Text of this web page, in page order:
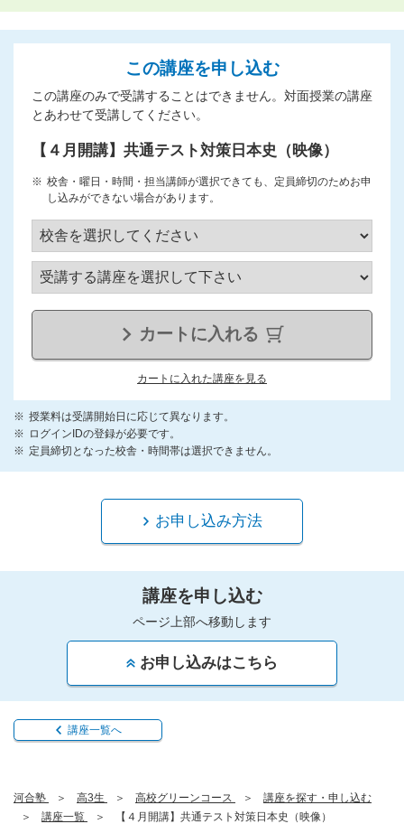
この講座を申し込む
この講座のみで受講することはできません。対面授業の講座
とあわせて受講してください。
【４月開講】共通テスト対策日本史（映像）
校舎・曜日・時間・担当講師が選択できても、定員締切のためお申
し込みができない場合があります。
カートに入れる
カートに入れた講座を見る
授業料は受講開始日に応じて異なります。
ログインIDの登録が必要です。
定員締切となった校舎・時間帯は選択できません。
お申し込み方法
講座を申し込む
ページ上部へ移動します
お申し込みはこちら
講座一覧へ
河合塾 高3生 高校グリーンコース
講座を探す・申し込む
講座一覧
【４月開講】共通テスト対策日本史（映像）